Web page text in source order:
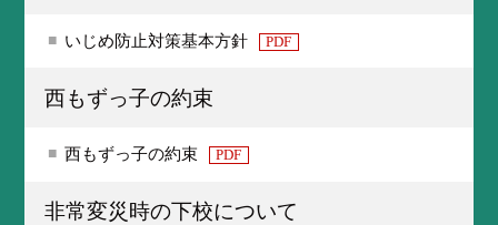
いじめ防止対策基本方針 PDF
西もずっ子の約束
西もずっ子の約束 PDF
非常変災時の下校について